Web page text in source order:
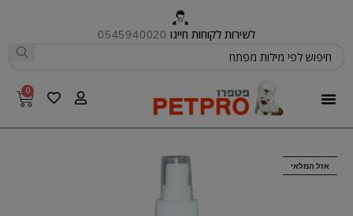
לשירות לקוחות חייגו 0545940020
0
אזל המלאי